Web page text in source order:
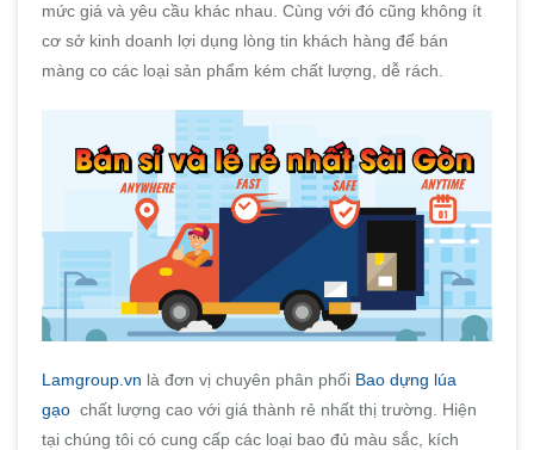
mức giá và yêu cầu khác nhau. Cùng với đó cũng không ít
cơ sở kinh doanh lợi dụng lòng tin khách hàng để bán
màng co các loại sản phẩm kém chất lượng, dễ rách.
Lamgroup.vn là đơn vị chuyên phân phối Bao dựng lúa
gạo chất lượng cao với giá thành rẻ nhất thị trường. Hiện
tại chúng tôi có cung cấp các loại bao đủ màu sắc, kích